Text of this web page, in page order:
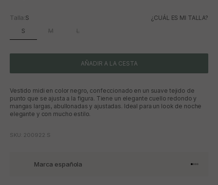
Talla:S ¿CUÁL ES MI TALLA?
S M L
AÑADIR A LA CESTA
Vestido midi en color negro, confeccionado en un suave tejido de
punto que se ajusta a la figura. Tiene un elegante cuello redondo y
mangas largas, abullonadas y ajustadas. Ideal para un look de noche
elegante y con mucho estilo.
SKU: 200922.S
Marca española Ir al
Ir al
Ir al
Ir al